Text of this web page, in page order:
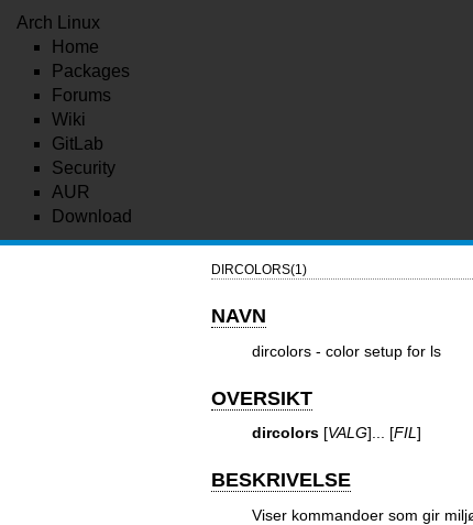
Arch Linux
Home
Packages
Forums
Wiki
GitLab
Security
AUR
Download
DIRCOLORS(1)
NAVN
dircolors - color setup for ls
OVERSIKT
dircolors[VALG]... [FIL ]
BESKRIVELSE
Viser kommandoer som gir